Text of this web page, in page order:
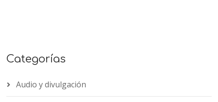
Categorías
Audio y divulgación